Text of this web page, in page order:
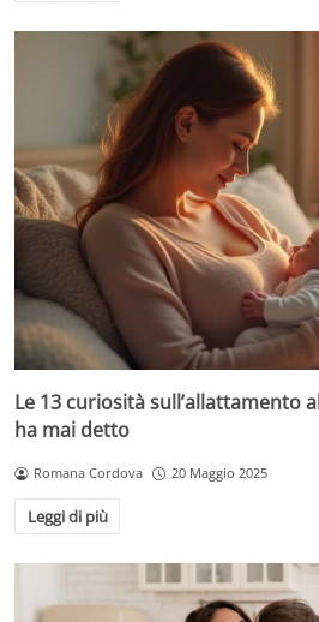
Le 13 curiosità sull’allattamento
ha mai detto
Romana Cordova 20 Maggio 2025
Leggi di più